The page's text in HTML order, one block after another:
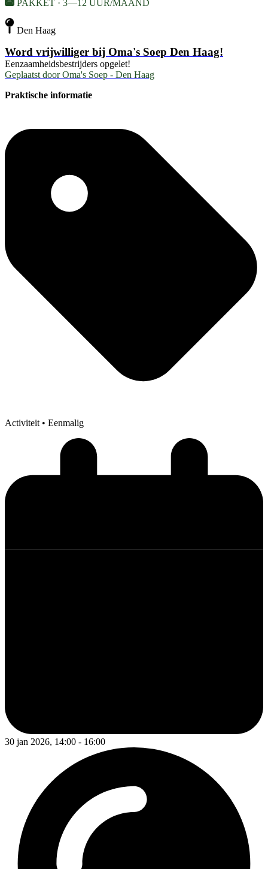
PAKKET · 3—12 UUR/MAAND
Den Haag
Word vrijwilliger bij Oma's Soep Den Haag!
Eenzaamheidsbestrijders opgelet!
Geplaatst door Oma's Soep - Den Haag
Praktische informatie
Activiteit• Eenmalig
30 jan 2026, 14:00 - 16:00